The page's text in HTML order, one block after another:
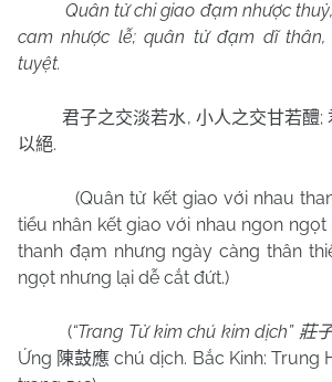
Quân tử chi giao đạm nhược
cam nhược lễ; quân tử đạm dĩ
tuyệt.
君子之交淡若水, 小人之交甘若醴;
以絕.
(Quân tử kết giao với nhau
tiểu nhân kết giao với nhau ngon
thanh đạm nhưng ngày càng thân
ngọt nhưng lại dễ cắt đứt.)
(“Trang Tử kim chú kim dịch” 莊
Ứng 陳鼓應 chú dịch. Bắc Kinh: Trung